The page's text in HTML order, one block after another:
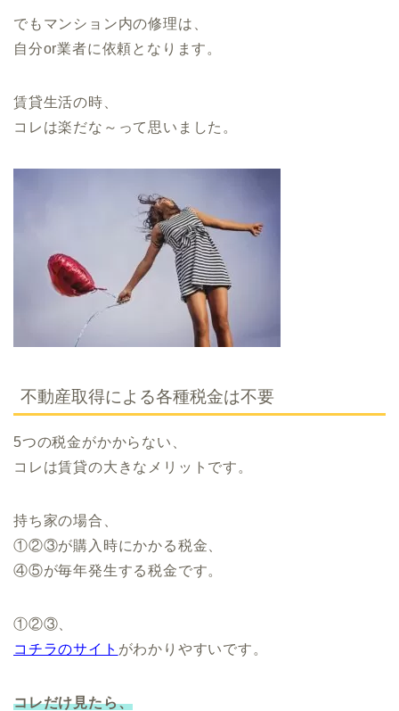
でもマンション内の修理は、
自分or業者に依頼となります。
賃貸生活の時、
コレは楽だな～って思いました。
不動産取得による各種税金は不要
5つの税金がかからない、
コレは賃貸の大きなメリットです。
持ち家の場合、
①②③が購入時にかかる税金、
④⑤が毎年発生する税金です。
①②③、
コチラのサイト がわかりやすいです。
コレだけ見たら、